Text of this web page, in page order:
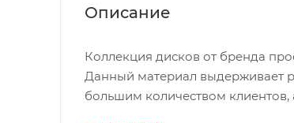
Описание
Коллекция дисков от бренда
Данный материал выдерживает
большим количеством